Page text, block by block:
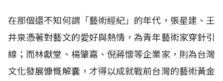
在那個還不知何謂「藝術經紀」的年代，張星建、王
井泉憑著對藝文的愛好與熱情，為青年藝術家穿針引
線；而林獻堂、楊肇嘉、倪蔣懷等企業家，則為台灣
文化發展慷慨解囊，才得以成就戰前台灣的藝術黃金